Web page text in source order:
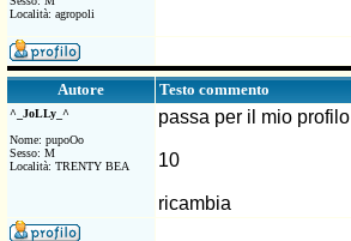
Località: agropoli
Autore Testo commento
^_JoLLy_^
Nome: pupoOo
Sesso: M
Località: TRENTY BEA
passa per il mio
10
ricambia